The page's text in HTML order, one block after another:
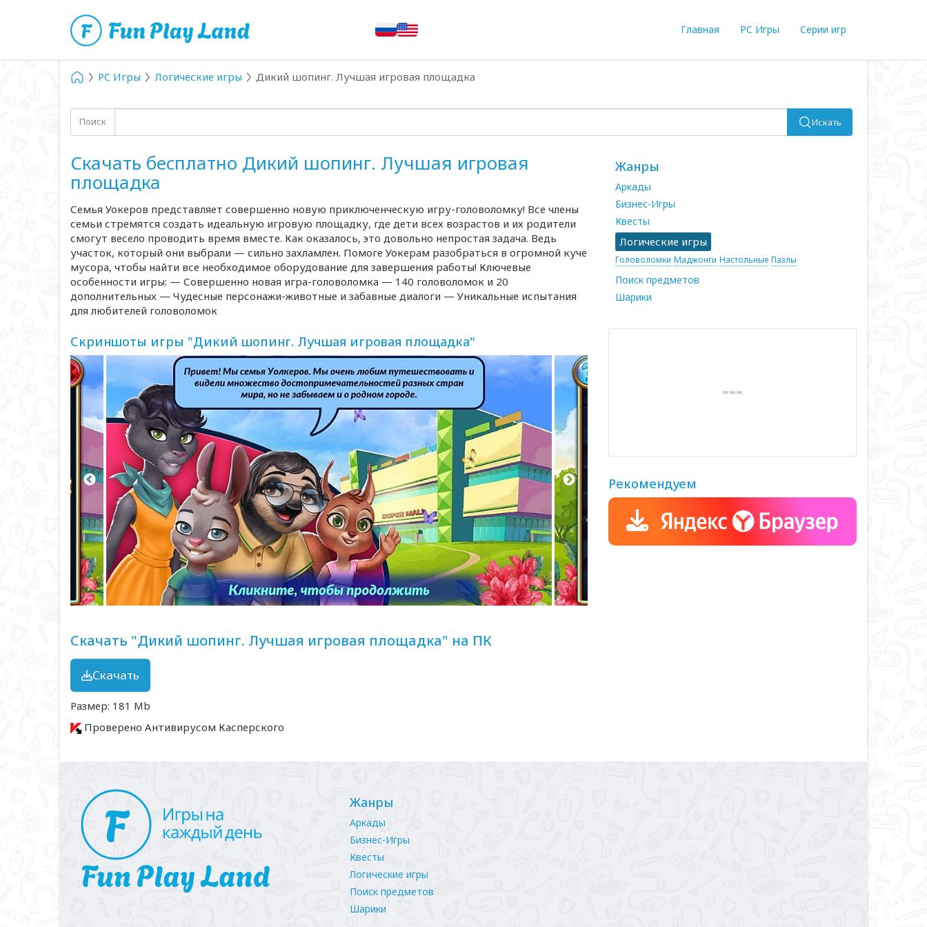
Главная PC Игры Серии игр
PC Игры Логические игры Дикий шопинг. Лучшая игровая площадка
Поиск Искать
Скачать бесплатно Дикий шопинг. Лучшая игровая
площадка
Семья Уокеров представляет совершенно новую приключенческую игру-головоломку! Все члены
семьи стремятся создать идеальную игровую площадку, где дети всех возрастов и их родители
смогут весело проводить время вместе. Как оказалось, это довольно непростая задача. Ведь
участок, который они выбрали — сильно захламлен. Помоге Уокерам разобраться в огромной куче
мусора, чтобы найти все необходимое оборудование для завершения работы! Ключевые
особенности игры: — Совершенно новая игра-головоломка — 140 головоломок и 20
дополнительных — Чудесные персонажи-животные и забавные диалоги — Уникальные испытания
для любителей головоломок
Скриншоты игры "Дикий шопинг. Лучшая игровая площадка"
Скачать "Дикий шопинг. Лучшая игровая площадка" на ПК
Скачать
Размер: 181 Mb
Проверено Антивирусом Касперского
Жанры
Аркады
Бизнес-Игры
Квесты
Логические игры
Головоломки Маджонги Настольные Пазлы
Поиск предметов
Шарики
Рекомендуем
Жанры
Аркады
Бизнес-Игры
Квесты
Логические игры
Поиск предметов
Шарики